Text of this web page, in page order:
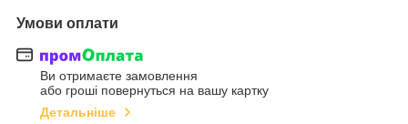
Умови оплати
Ви отримаєте замовлення
або гроші повернуться на вашу картку
Детальніше